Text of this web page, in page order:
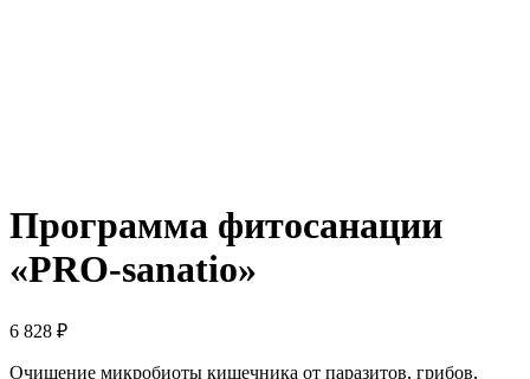
Программа фитосанации
«PRO-sanatio»
6 828 ₽
Очищение микробиоты кишечника от паразитов, грибов,